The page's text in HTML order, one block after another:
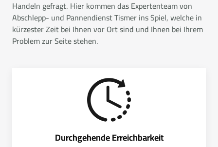
Handeln gefragt. Hier kommen das Expertenteam von
Abschlepp- und Pannendienst Tismer ins Spiel, welche in
kürzester Zeit bei Ihnen vor Ort sind und Ihnen bei Ihrem
Problem zur Seite stehen.
Durchgehende Erreichbarkeit